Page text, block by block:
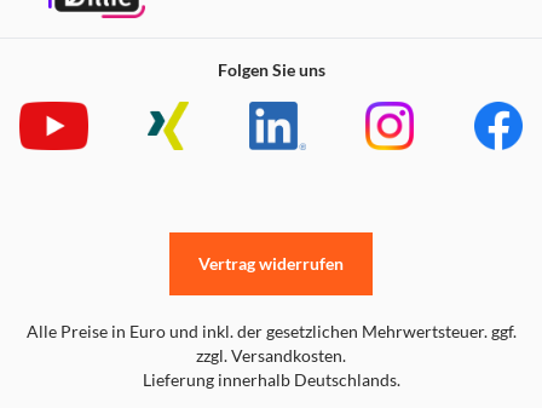
Folgen Sie uns
Alle Preise in Euro und inkl. der gesetzlichen Mehrwertsteuer. ggf.
zzgl. Versandkosten.
Lieferung innerhalb Deutschlands.
Vertrag widerrufen